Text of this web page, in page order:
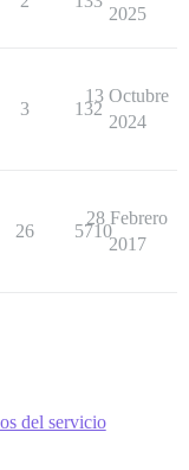
2025
3 132
13 Octubre
2024
26 5710
28 Febrero
2017
del servicio